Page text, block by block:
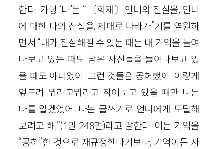
한다. 가령 ‘나’는 “〔희재〕언니의 진실을, 언니
에 대한 나의 진실을, 제대로 따라가”기를 염원하
면서 “내가 진실해질 수 있는 때는 내 기억을 들여
다보고 있는 때도 남은 사진들을 들여다보고 있
을 때도 아니었어. 그런 것들은 공허했어. 이렇게
엎드려 뭐라고뭐라고 적어보고 있을 때만 나는
나를 알겠었어. 나는 글쓰기로 언니에게 도달해
보려고 해.”(1권 248면)라고 말한다. 이는 기억을
“공허”한 것으로 재규정한다기보다, 기억이든 사